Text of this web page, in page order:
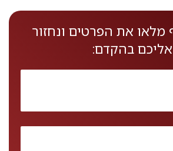
מלאו את הפרטים ונחזור
אליכם בהקדם: